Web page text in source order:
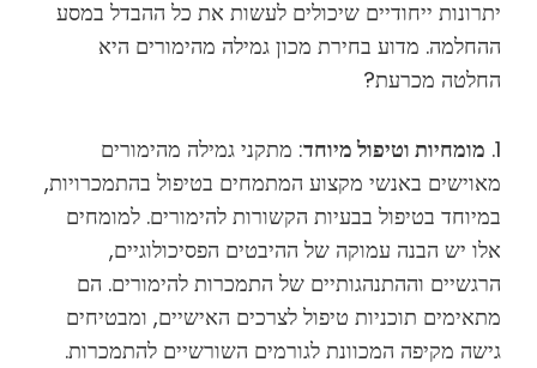
יתרונות ייחודיים שיכולים לעשות את כל ההבדל במסע
ההחלמה. מדוע בחירת מכון גמילה מהימורים היא
החלטה מכרעת?
1. מומחיות וטיפול מיוחד: מתקני גמילה מהימורים
מאוישים באנשי מקצוע המתמחים בטיפול בהתמכרויות,
במיוחד בטיפול בבעיות הקשורות להימורים. למומחים
אלו יש הבנה עמוקה של ההיבטים הפסיכולוגיים,
הרגשיים וההתנהגותיים של התמכרות להימורים. הם
מתאימים תוכניות טיפול לצרכים האישיים, ומבטיחים
גישה מקיפה המכוונת לגורמים השורשיים להתמכרות.